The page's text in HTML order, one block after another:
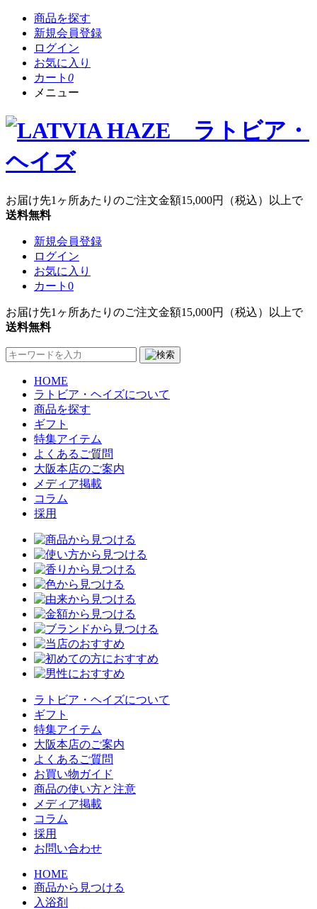
商品を探す
新規会員登録
ログイン
お気に入り
カート 0
メニュー
お届け先1ヶ所あたりのご注文金額15,000円
（税込）以上で
送料無料
新規会員登録
ログイン
お気に入り
カート 0
お届け先1ヶ所あたりのご注文金額15,000円
（税込）以上で
送料無料
HOME
ラトビア・ヘイズについて
商品を探す
ギフト
特集アイテム
よくあるご質問
大阪本店のご案内
メディア掲載
コラム
採用
ラトビア・ヘイズについて
ギフト
特集アイテム
大阪本店のご案内
よくあるご質問
お買い物ガイド
商品の使い方と注意
メディア掲載
コラム
採用
お問い合わせ
HOME
商品から見つける
入浴剤